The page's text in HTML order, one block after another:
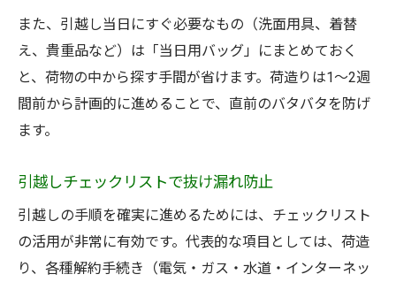
また、引越し当日にすぐ必要なもの（洗面用具、着替
え、貴重品など）は「当日用バッグ」にまとめておく
と、荷物の中から探す手間が省けます。荷造りは1～2週
間前から計画的に進めることで、直前のバタバタを防げ
ます。
引越しチェックリストで抜け漏れ防止
引越しの手順を確実に進めるためには、チェックリスト
の活用が非常に有効です。代表的な項目としては、荷造
り、各種解約手続き（電気・ガス・水道・インターネッ